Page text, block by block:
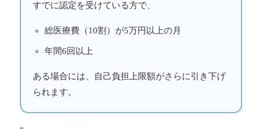
すでに認定を受けている方で、
総医療費（10割）が5万円以上の月
年間6回以上
ある場合には、自己負担上限額がさらに引き下げ
られます。